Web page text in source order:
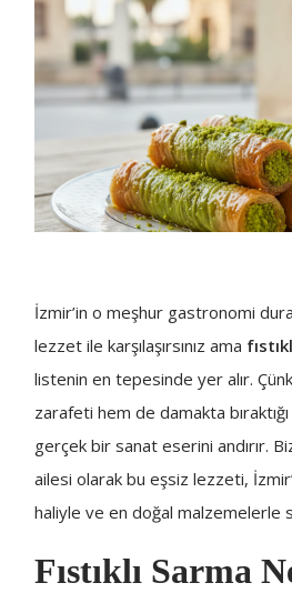
İzmir’in o meşhur gastronomi
lezzet ile karşılaşırsınız ama
listenin en tepesinde yer alır.
zarafeti hem de damakta
gerçek bir sanat eserini andırır.
ailesi olarak bu eşsiz lezzeti,
haliyle ve en doğal malzemelerle
Fıstıklı Sarma